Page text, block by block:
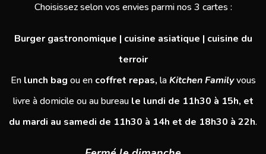
Choisissez selon vos envies parmi nos 3 cartes :
Burger gastronomique | cuisine asiatique | cuisine du
terroir
En lunch bag ou en coffret repas, laKitchen Familyvous
livre à domicile ou au bureau le lundi de 11h30 à 15h, et
du mardi au samedi de 11h30 à 14h et de 18h30 à 22h.
Nos Burgers Gastronomiques